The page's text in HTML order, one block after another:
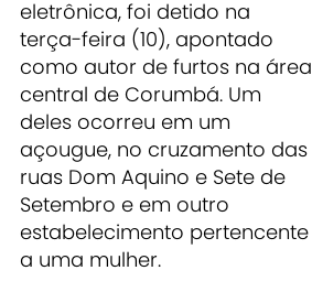
eletrônica, foi detido na
terça-feira (10), apontado
como autor de furtos na área
central de Corumbá. Um
deles ocorreu em um
açougue, no cruzamento das
ruas Dom Aquino e Sete de
Setembro e em outro
estabelecimento pertencente
a uma mulher.